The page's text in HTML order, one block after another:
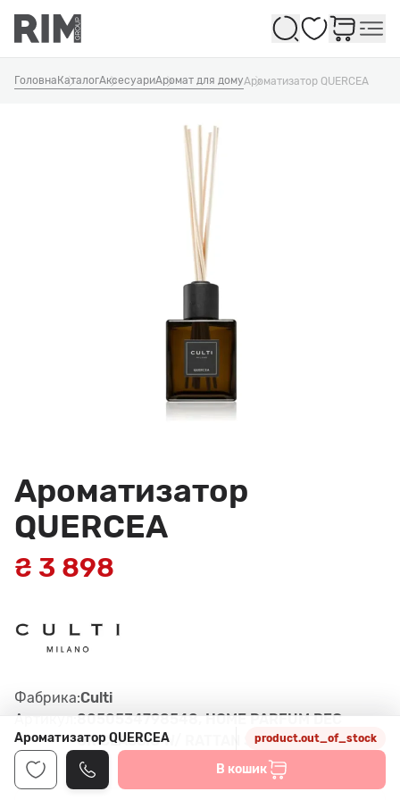
Обране
Головна КаталогАксесуариАромат для домуАроматизатор QUERCEA
Ароматизатор
QUERCEA
₴ 3 898
Фабрика:Culti
Артикул: 8050534798548, HOME PARFUM DEC
OR CLASSIC W/ RATTAN STICKS
Ароматизатор QUERCEA product.out_of_stock
В кошик